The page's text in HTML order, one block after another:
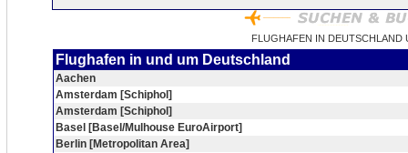
FLUGHAFEN IN DEUTSCHLAND
Flughafen in und um Deutschland
Aachen
Amsterdam [Schiphol]
Amsterdam [Schiphol]
Basel [Basel/Mulhouse EuroAirport]
Berlin [Metropolitan Area]